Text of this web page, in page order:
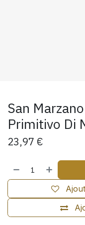
San
Primitivo Di
23,97 €